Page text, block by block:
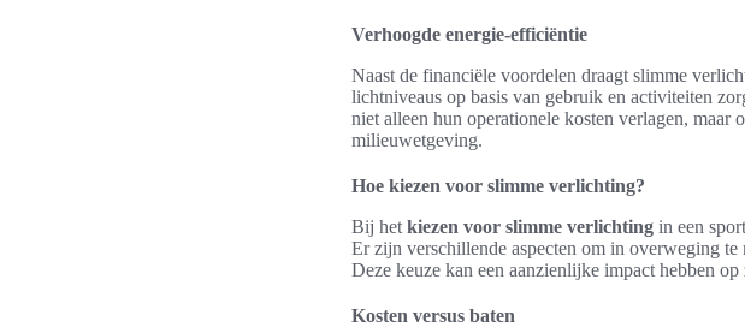
Verhoogde energie-efficiëntie
Naast de financiële voordelen draagt slimme
lichtniveaus op basis van gebruik en activiteiten
niet alleen hun operationele kosten verlagen,
milieuwetgeving.
Hoe kiezen voor slimme verlichting?
Bij het kiezen voor slimme verlichting in een
Er zijn verschillende aspecten om in overweging te
Deze keuze kan een aanzienlijke impact hebben
Kosten versus baten